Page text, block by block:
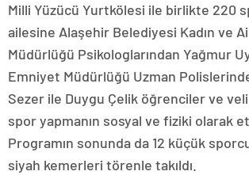
Milli Yüzücü Yurtkölesi ile birlikte 220
ailesine Alaşehir Belediyesi Kadın ve
Müdürlüğü Psikologlarından Yağmur
Emniyet Müdürlüğü Uzman
Sezer ile Duygu Çelik öğrenciler ve
spor yapmanın sosyal ve fiziki olarak
Programın sonunda da 12 küçük
siyah kemerleri törenle takıldı.